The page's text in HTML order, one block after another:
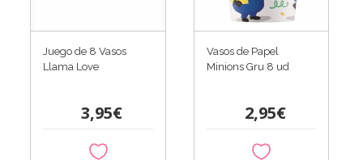
Juego de 8 Vasos
Llama Love
3,95€
Vasos de Papel
Minions Gru 8 ud
2,95€